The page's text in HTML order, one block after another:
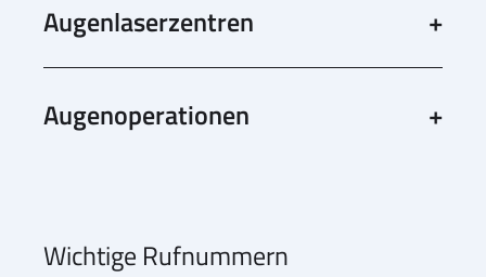
Augenlaserzentren
Augenoperationen
Wichtige Rufnummern